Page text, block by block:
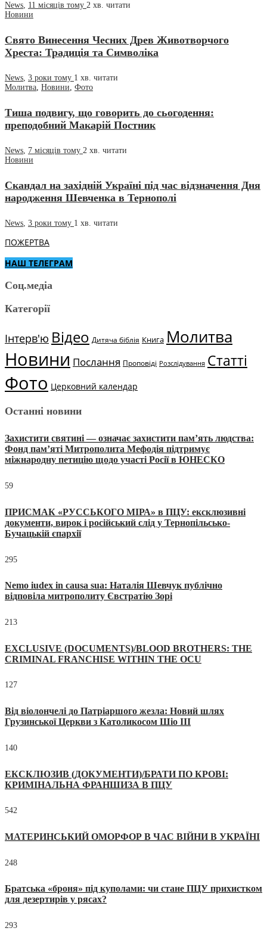
News, 11 місяців тому 2 хв. читати
Новини
Свято Винесення Чесних Древ Животворчого
Хреста: Традиція та Символіка
News 3 роки тому 1 хв. читати
Молитва Новини Фото
Тиша подвигу, що говорить до сьогодення:
преподобний Макарій Постник
News 7 місяців тому 2 хв. читати
Новини
Скандал на західній Україні під час відзначення Дня
народження Шевченка в Тернополі
News 3 роки тому 1 хв. читати
ПОЖЕРТВА
НАШ ТЕЛЕГРАМ
Соц.медіа
Категорії
Інтерв'ю Відео Дитяча біблія Книга Молитва
Новини Послання Проповіді Розслідування Статті
Фото Церковний календар
Останні новини
Захистити святині — означає захистити пам’ять людства:
Фонд пам’яті Митрополита Мефодія підтримує
міжнародну петицію щодо участі Росії в ЮНЕСКО
59
ПРИСМАК «РУССЬКОГО МІРА» в ПЦУ: ексклюзивні
документи, вирок і російський слід у Тернопільсько-
Бучацькій єпархії
295
Nemo iudex in causa sua: Наталія Шевчук публічно
відповіла митрополиту Євстратію Зорі
213
EXCLUSIVE (DOCUMENTS)/BLOOD BROTHERS: THE
CRIMINAL FRANCHISE WITHIN THE OCU
127
Від віолончелі до Патріаршого жезла: Новий шлях
Грузинської Церкви з Католикосом Шіо III
140
ЕКСКЛЮЗИВ (ДОКУМЕНТИ)/БРАТИ ПО КРОВІ:
КРИМІНАЛЬНА ФРАНШИЗА В ПЦУ
542
МАТЕРИНСЬКИЙ ОМОРФОР В ЧАС ВІЙНИ В УКРАЇНІ
248
Братська «броня» під куполами: чи стане ПЦУ прихистком
для дезертирів у рясах?
293